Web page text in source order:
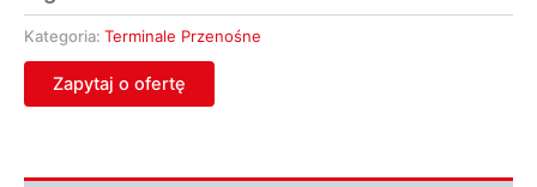
Kategoria: Terminale Przenośne
Zapytaj o ofertę